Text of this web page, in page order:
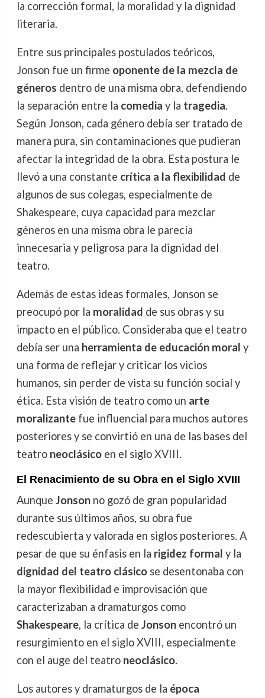
la corrección formal, la moralidad y la dignidad
literaria.
Entre sus principales postulados teóricos,
Jonson fue un firme oponente de la mezcla de
géneros dentro de una misma obra, defendiendo
la separación entre la comedia y la tragedia.
Según Jonson, cada género debía ser tratado de
manera pura, sin contaminaciones que pudieran
afectar la integridad de la obra. Esta postura le
llevó a una constante crítica a la flexibilidad de
algunos de sus colegas, especialmente de
Shakespeare, cuya capacidad para mezclar
géneros en una misma obra le parecía
innecesaria y peligrosa para la dignidad del
teatro.
Además de estas ideas formales, Jonson se
preocupó por la moralidad de sus obras y su
impacto en el público. Consideraba que el teatro
debía ser una herramienta de educación moral y
una forma de reflejar y criticar los vicios
humanos, sin perder de vista su función social y
ética. Esta visión de teatro como un arte
moralizantefue influencial para muchos autores
posteriores y se convirtió en una de las bases del
teatro neoclásicoen el siglo XVIII.
El Renacimiento de su Obra en el Siglo XVIII
Aunque Jonsonno gozó de gran popularidad
durante sus últimos años, su obra fue
redescubierta y valorada en siglos posteriores. A
pesar de que su énfasis en la rigidez formal y la
dignidad del teatro clásicose desentonaba con
la mayor flexibilidad e improvisación que
caracterizaban a dramaturgos como
Shakespeare, la crítica de Jonsonencontró un
resurgimiento en el siglo XVIII, especialmente
con el auge del teatro neoclásico.
Los autores y dramaturgos de la época